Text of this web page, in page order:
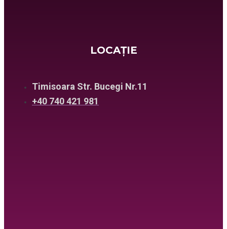
LOCAȚIE
Timisoara Str. Bucegi Nr.11
+40 740 421 981